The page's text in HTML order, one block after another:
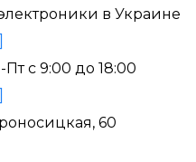
в Украине
с 9:00 до 18:00
60